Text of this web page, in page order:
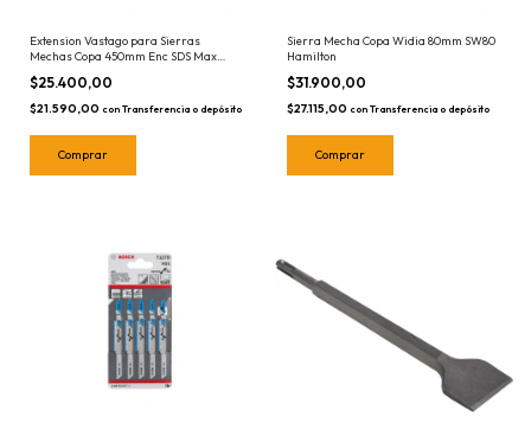
Extension Vastago para Sierras
Mechas Copa 450mm Enc SDS Max
SWM450 Hamilton Con Mecha Guia
$25.400,00
$21.590,00 con Transferencia o depósito
Sierra Mecha Copa Widia 80mm SW80
Hamilton
$31.900,00
$27.115,00 con Transferencia o depósito